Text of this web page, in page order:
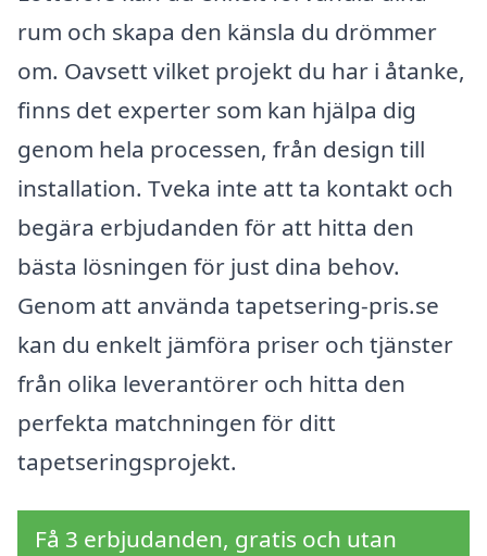
rum och skapa den känsla du drömmer
om. Oavsett vilket projekt du har i åtanke,
finns det experter som kan hjälpa dig
genom hela processen, från design till
installation. Tveka inte att ta kontakt och
begära erbjudanden för att hitta den
bästa lösningen för just dina behov.
Genom att använda tapetsering-pris.se
kan du enkelt jämföra priser och tjänster
från olika leverantörer och hitta den
perfekta matchningen för ditt
tapetseringsprojekt.
Få 3 erbjudanden, gratis och utan